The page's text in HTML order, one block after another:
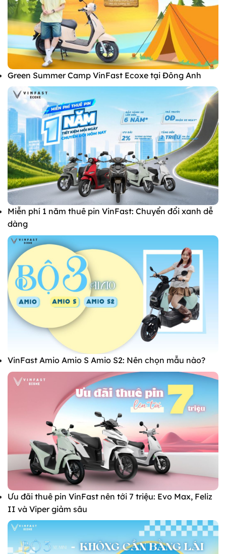
Green Summer Camp VinFast Ecoxe tại Đông Anh
Miễn phí 1 năm thuê pin VinFast: Chuyển đổi xanh dễ
dàng
VinFast Amio Amio S Amio S2: Nên chọn mẫu nào?
Ưu đãi thuê pin VinFast nên tới 7 triệu: Evo Max, Feliz
II và Viper giảm sâu